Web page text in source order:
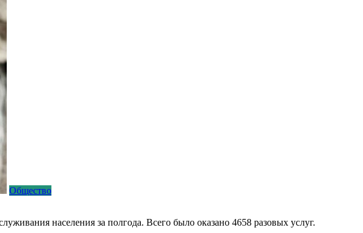
Общество
населения за полгода. Всего было оказано 4658 разовых услуг.